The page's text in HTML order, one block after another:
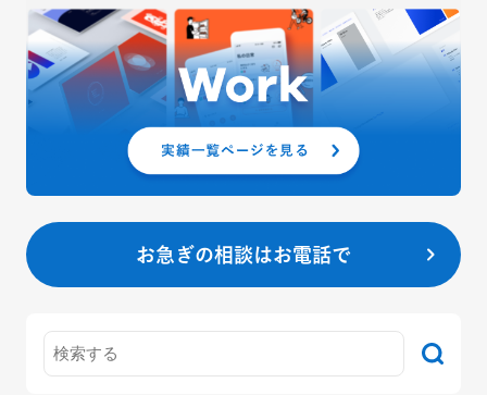
お急ぎの相談はお電話で